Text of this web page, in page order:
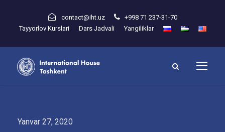
contact@iht.uz
+998 71 237-31-70
Tayyorlov Kurslari
Dars Jadvali Yangiliklar
Yanvar 27, 2020